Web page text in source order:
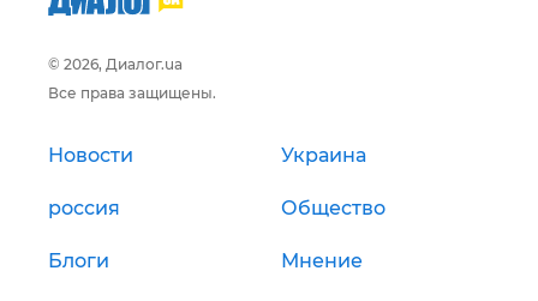
© 2026, Диалог.ua
Все права защищены.
Новости Украина
россия Общество
Блоги Мнение